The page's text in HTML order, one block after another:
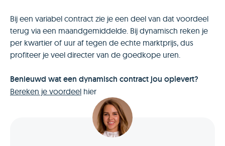
Bij een variabel contract zie je een deel van dat voordeel
terug via een maandgemiddelde. Bij dynamisch reken je
per kwartier of uur af tegen de echte marktprijs, dus
profiteer je veel directer van de goedkope uren.
Benieuwd wat een dynamisch contract jou oplevert?
Bereken je voordeel hier